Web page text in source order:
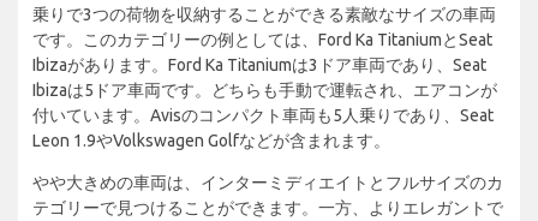
乗りで3つの荷物を収納することができる素敵なサイズの車両
です。このカテゴリーの例としては、Ford Ka TitaniumとSeat
Ibizaがあります。Ford Ka Titaniumは3ドア車両であり、Seat
Ibizaは5ドア車両です。どちらも手動で運転され、エアコンが
付いています。Avisのコンパクト車両も5人乗りであり、Seat
Leon 1.9やVolkswagen Golfなどが含まれます。
やや大きめの車両は、インターミディエイトとフルサイズのカ
テゴリーで見つけることができます。一方、よりエレガントで